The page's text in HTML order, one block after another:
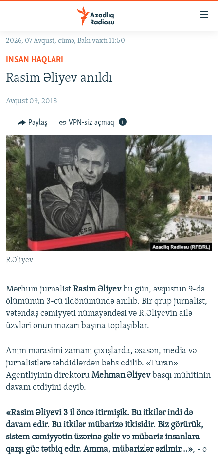
Əsas
qayıt
Əsas
qayıt
KORRUPSIOMETR
#ƏSLINDƏ
FƏRQƏ BAX
QANUNI DOĞRU
ARAŞDIRMA
MULTIMEDIA
VIDEO
FOTOQALEREYA
İNFOQRAFIKA
KARIKATURA
RADIO ARXIV
OXU ZALI
AZƏRBAYCAN ƏDƏBIYYATI KITABXANASI
İSLAM VƏ DEMOKRATIYA
İZ - MƏDƏNIYYƏT PROQRAMI
HAQQIMIZDA
MISSIYAMIZ
PEŞƏ ETIKASI VƏ JURNALISTIKA STANDARTLARIMIZ
MATERIALLARIMIZDAN ISTIFADƏ
BIZIMLƏ ƏLAQƏ
XƏBƏR BÜLLETENLƏRIMIZ
BIZI IZLƏ
2026, 07 Avqust, cümə, Bakı vaxtı 11:50
INSAN HAQLARI
Rasim Əliyev anıldı
Avqust 09, 2018
Paylaş VPN-siz açmaq
R.Əliyev
Mərhum jurnalist Rasim Əliyevbu gün, avqustun 9-da
ölümünün 3-cü ildönümündə anılıb. Bir qrup jurnalist,
vətəndaş cəmiyyəti nümayəndəsi və R.Əliyevin ailə
üzvləri onun məzarı başına toplaşıblar.
Anım mərasimi zamanı çıxışlarda, əsasən, media və
jurnalistlərə təhdidlərdən bəhs edilib. «Turan»
Agentliyinin direktoru Mehman Əliyevbasqı mühitinin
davam etdiyini deyib.
«Rasim Əliyevi 3 il öncə itirmişik. Bu itkilər indi də
davam edir. Bu itkilər mübarizə itkisidir. Biz görürük,
sistem cəmiyyətin üzərinə gəlir və mübariz insanlara
qarşı güc tətbiq edir. Amma, mübarizlər əzilmir...», - o